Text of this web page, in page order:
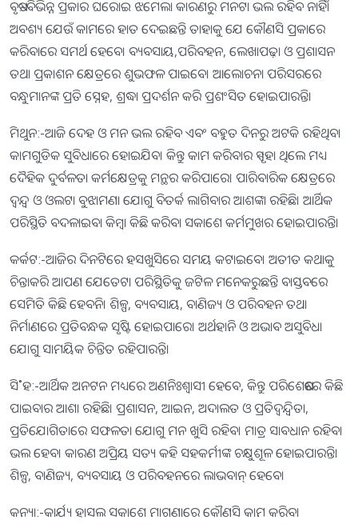
ବୃଷ:-ବିଭିନ୍ନ ପ୍ରକାର ଘରୋଇ ଝମେଲା କାରଣରୁ ମନଟା ଭଲ ରହିବ ନାହିଁ।
ଅବଶ୍ୟ ଯେଉଁ କାମରେ ହାତ ଦେଇଛନ୍ତି ତାହାକୁ ଯେ କୌଣସି ପ୍ରକାରେ
କରିବାରେ ସମର୍ଥ ହେବେ। ବ୍ୟବସାୟ,ପରିବହନ, ଲେଖାପଢ଼ା ଓ ପ୍ରଶାସନ
ତଥା ପ୍ରକାଶନ କ୍ଷେତ୍ରରେ ଶୁଭଫଳ ପାଇବେ। ଆଲୋଚନା ପରିସରରେ
ବନ୍ଧୁମାନଙ୍କ ପ୍ରତି ସ୍ନେହ, ଶ୍ରଦ୍ଧା ପ୍ରଦର୍ଶନ କରି ପ୍ରଶଂସିତ ହୋଇପାରନ୍ତି।
ମିଥୁନ:-ଆଜି ଦେହ ଓ ମନ ଭଲ ରହିବ ଏବଂ ବହୁତ ଦିନରୁ ଅଟକି ରହିଥିବା
କାମଗୁଡିକ ସୁବିଧାରେ ହୋଇଯିବ। କିନ୍ତୁ କାମ କରିବାର ସ୍ପୃହା ଥିଲେ ମଧ୍ୟ
ଦୈହିକ ଦୁର୍ବଳତା କର୍ମକ୍ଷେତ୍ରକୁ ମନ୍ଥର କରିପାରେ। ପାରିବାରିକ କ୍ଷେତ୍ରରେ
ଦ୍ୱନ୍ଦ୍ୱ ଓ ଓଲଟା ବୁଝାମଣା ଯୋଗୁ ବିତର୍କ ଲାଗିବାର ଆଶଙ୍କା ରହିଛି। ଆର୍ଥିକ
ପରିସ୍ଥିତି ବଦଳାଇବା କିମ୍ବା କିଛି କରିବା ସକାଶେ କର୍ମମୁଖର ହୋଇପାରନ୍ତି।
କର୍କଟ:-ଆଜିର ଦିନଟିରେ ହସଖୁସିରେ ସମୟ କଟାଇବେ। ଅତୀତ କଥାକୁ
ଚିନ୍ତାକରି ଆପଣ ଯେତେଟା ପରିସ୍ଥିତିକୁ ଜଟିଳ ମନେକରୁଛନ୍ତି ବାସ୍ତବରେ
ସେମିତି କିଛି ହେବନି। ଶିଳ୍ପ, ବ୍ୟବସାୟ, ବାଣିଜ୍ୟ ଓ ପରିବହନ ତଥା
ନିର୍ମାଣରେ ପ୍ରତିବନ୍ଧକ ସୃଷ୍ଟି ହୋଇପାରେ। ଅର୍ଥହାନି ଓ ଅଭାବ ଅସୁବିଧା
ଯୋଗୁ ସାମୟିକ ଚିନ୍ତିତ ରହିପାରନ୍ତି।
ସି˚ହ:-ଆର୍ଥିକ ଅନଟନ ମଧ୍ୟରେ ଅଣନିଃଶ୍ୱାସୀ ହେବେ, କିନ୍ତୁ ପରିଶେଷରେ କିଛି
ପାଇବାର ଆଶା ରହିଛି। ପ୍ରଶାସନ, ଆଇନ, ଅଦାଲତ ଓ ପ୍ରତିଦ୍ୱନ୍ଦ୍ୱିତା,
ପ୍ରତିଯୋଗିତାରେ ସଫଳତା ଯୋଗୁ ମନ ଖୁସି ରହିବ। ମାତ୍ର ସାବଧାନ ରହିବା
ଭଲ ହେବ। କାରଣ ଅପ୍ରିୟ ସତ୍ୟ କହି ସହକର୍ମୀଙ୍କ ଚକ୍ଷୁଶୂଳ ହୋଇପାରନ୍ତି।
ଶିଳ୍ପ, ବାଣିଜ୍ୟ, ବ୍ୟବସାୟ ଓ ପରିବହନରେ ଲାଭବାନ୍‌ ହେବେ।
କନ୍ୟା:-କାର୍ଯ୍ୟ ହାସଲ ସକାଶେ ମାଗଣାରେ କୌଣସି କାମ କରିବା